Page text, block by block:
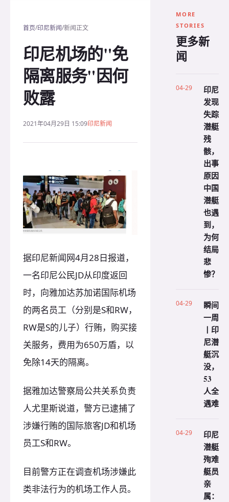
首页/印尼新闻/新闻正文
印尼机场的"免
隔离服务"因何
败露
2021年04月29日 15:09印尼新闻
据印尼新闻网4月28日报道，
一名印尼公民JD从印度返回
时，向雅加达苏加诺国际机场
的两名员工（分别是S和RW，
RW是S的儿子）行贿，购买接
关服务，费用为650万盾，以
免除14天的隔离。
据雅加达警察局公共关系负责
人尤里斯说道，警方已逮捕了
涉嫌行贿的国际旅客JD和机场
员工S和RW。
目前警方正在调查机场涉嫌此
类非法行为的机场工作人员。
MORE
STORIES
更多新
闻
04-29
印尼
发现
失踪
潜艇
残
骸，
出事
原因
中国
潜艇
也遇
到，
为何
结局
悲
惨？
04-29
瞬间
一周
丨印
尼潜
艇沉
没，
53
人全
遇难
04-29
印尼
潜艇
殉难
艇员
亲
属：